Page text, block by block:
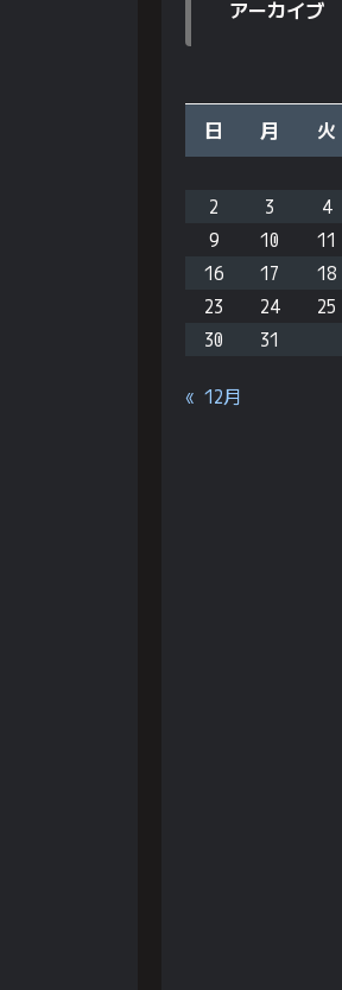
アーカイブ
日
月 火
2
3 4
9
10 11
16
17 18
23
24 25
30
31
« 12月